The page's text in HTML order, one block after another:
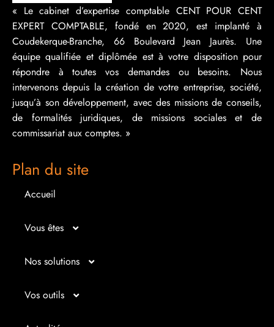
« Le cabinet d’expertise comptable CENT POUR CENT
EXPERT COMPTABLE, fondé en 2020, est implanté à
Coudekerque-Branche, 66 Boulevard Jean Jaurès. Une
équipe qualifiée et diplômée est à votre disposition pour
répondre à toutes vos demandes ou besoins. Nous
intervenons depuis la création de votre entreprise, société,
jusqu’à son développement, avec des missions de conseils,
de formalités juridiques, de missions sociales et de
commissariat aux comptes. »
Plan du site
Accueil
Vous êtes
Micro entrepreneur
Créateur d’entreprise
Repreneur d’entreprise
Nos solutions
Entrepreunariat
Vos outils